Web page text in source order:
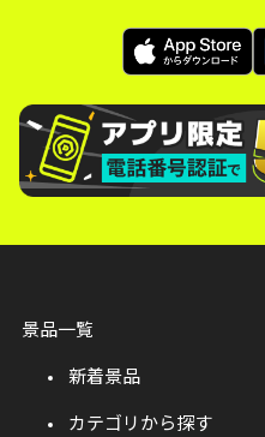
景品一覧
新着景品
カテゴリから探す